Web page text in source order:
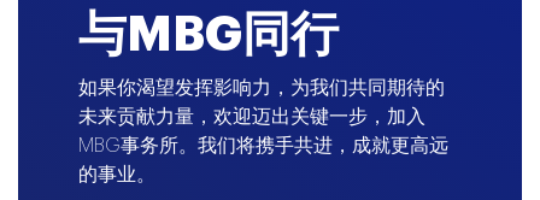
与MBG同行
如果你渴望发挥影响力，为我们共同期待的
未来贡献力量，欢迎迈出关键一步，加入
MBG事务所。我们将携手共进，成就更高远
的事业。